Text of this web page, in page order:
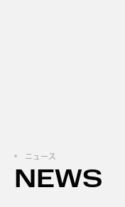
ニュース
NEWS